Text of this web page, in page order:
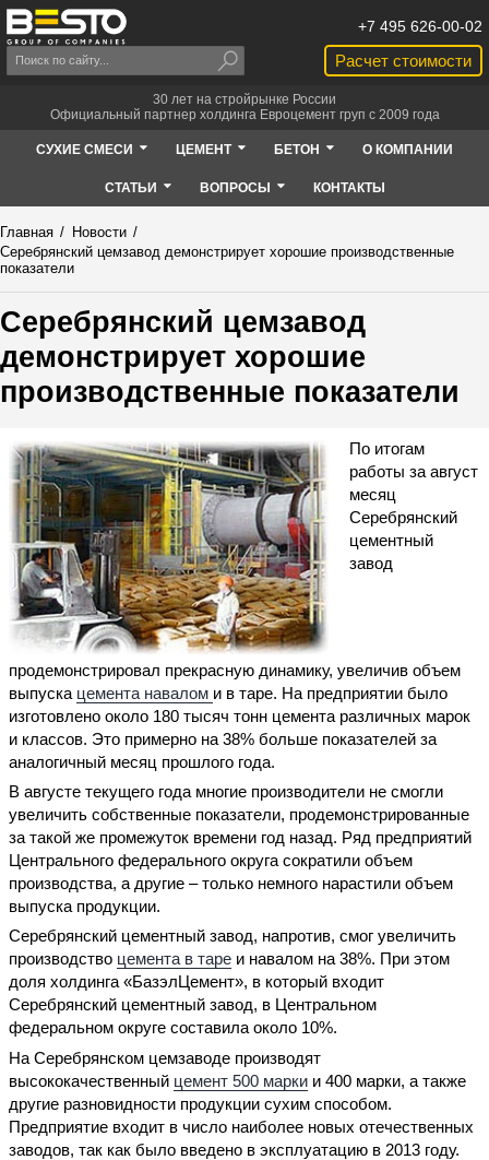
Расчет стоимости
+7 495 626-00-02
30 лет на стройрынке России
Официальный партнер холдинга Евроцемент груп с 2009 года
СУХИЕ СМЕСИ ЦЕМЕНТ БЕТОН О КОМПАНИИ
СТАТЬИ ВОПРОСЫ КОНТАКТЫ
Главная / Новости /
Серебрянский цемзавод демонстрирует хорошие производственные
показатели
Серебрянский цемзавод
демонстрирует хорошие
производственные показатели
По итогам
работы за август
месяц
Серебрянский
цементный
завод
продемонстрировал прекрасную динамику, увеличив объем
выпуска цемента навалом и в таре. На предприятии было
изготовлено около 180 тысяч тонн цемента различных марок
и классов. Это примерно на 38% больше показателей за
аналогичный месяц прошлого года.
В августе текущего года многие производители не смогли
увеличить собственные показатели, продемонстрированные
за такой же промежуток времени год назад. Ряд предприятий
Центрального федерального округа сократили объем
производства, а другие – только немного нарастили объем
выпуска продукции.
Серебрянский цементный завод, напротив, смог увеличить
производство цемента в таре и навалом на 38%. При этом
доля холдинга «БазэлЦемент», в который входит
Серебрянский цементный завод, в Центральном
федеральном округе составила около 10%.
На Серебрянском цемзаводе производят
высококачественный цемент 500 марки и 400 марки, а также
другие разновидности продукции сухим способом.
Предприятие входит в число наиболее новых отечественных
заводов, так как было введено в эксплуатацию в 2013 году.